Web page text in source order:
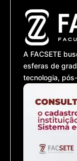
A FACSETE
esferas de
tecnologia,